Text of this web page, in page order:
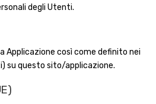
degli Utenti.
Applicazione così come definito nei
su questo sito/applicazione.